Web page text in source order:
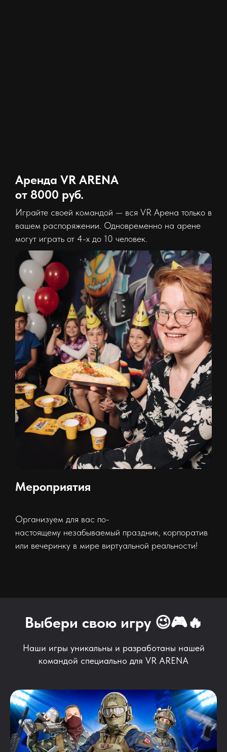
Аренда VR ARENA
от 8000 руб.
Играйте своей командой — вся VR Арена только в
вашем распоряжении. Одновременно на арене
могут играть от 4-х до 10 человек.
Мероприятия
Организуем для вас по-
настоящему незабываемый праздник, корпоратив
или вечеринку в мире виртуальной реальности!
Выбери свою игру 😉🎮🔥
Наши игры уникальны и разработаны нашей
командой специально для VR ARENA